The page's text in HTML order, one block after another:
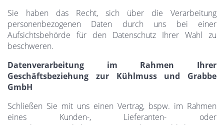
Sie haben das Recht, sich über die Verarbeitung
personenbezogenen Daten durch uns bei einer
Aufsichtsbehörde für den Datenschutz Ihrer Wahl zu
beschweren.
Datenverarbeitung im Rahmen Ihrer
Geschäftsbeziehung zur Kühlmuss und Grabbe
GmbH
Schließen Sie mit uns einen Vertrag, bspw. im Rahmen
eines Kunden-, Lieferanten- oder